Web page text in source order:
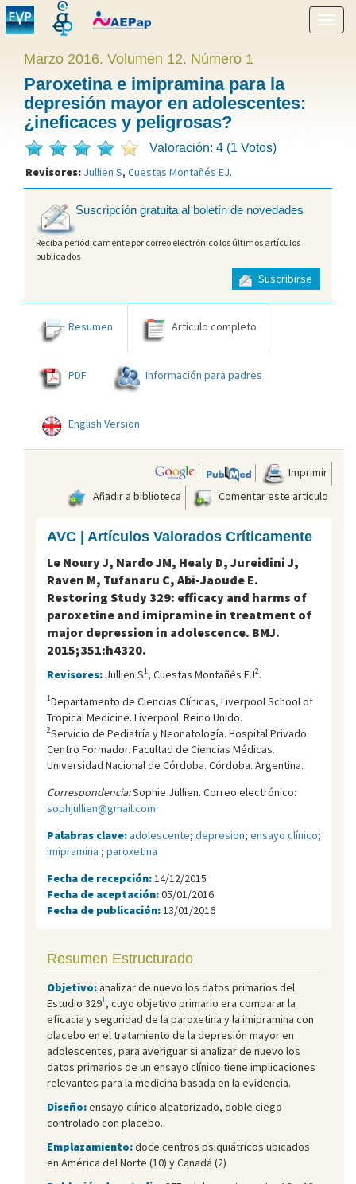
menú
Marzo 2016. Volumen 12. Número 1
Paroxetina e imipramina para la
depresión mayor en adolescentes:
¿ineficaces y peligrosas?
Valoración: 4 (1 Votos)
Revisores: Jullien S, Cuestas Montañés EJ.
Suscripción gratuita al boletín de novedades
Reciba periódicamente por correo electrónico los últimos artículos
publicados
Suscribirse
Resumen Artículo completo
PDF Información para padres
English Version
Imprimir
Añadir a biblioteca
Comentar este artículo
AVC | Artículos Valorados Críticamente
Le Noury J, Nardo JM, Healy D, Jureidini J,
Raven M, Tufanaru C, Abi-Jaoude E.
Restoring Study 329: efficacy and harms of
paroxetine and imipramine in treatment of
major depression in adolescence. BMJ.
2015;351:h4320.
Revisores: Jullien S1, Cuestas Montañés EJ2.
1Departamento de Ciencias Clínicas, Liverpool School of
Tropical Medicine. Liverpool. Reino Unido.
2Servicio de Pediatría y Neonatología. Hospital Privado.
Centro Formador. Facultad de Ciencias Médicas.
Universidad Nacional de Córdoba. Córdoba. Argentina.
Correspondencia:Sophie Jullien. Correo electrónico:
sophjullien@gmail.com
Palabras clave:adolescente; depresion; ensayo clínico;
imipramina ; paroxetina
Fecha de recepción: 14/12/2015
Fecha de aceptación:05/01/2016
Fecha de publicación: 13/01/2016
Resumen Estructurado
Objetivo:analizar de nuevo los datos primarios del
Estudio 3291, cuyo objetivo primario era comparar la
eficacia y seguridad de la paroxetina y la imipramina con
placebo en el tratamiento de la depresión mayor en
adolescentes, para averiguar si analizar de nuevo los
datos primarios de un ensayo clínico tiene implicaciones
relevantes para la medicina basada en la evidencia.
Diseño:ensayo clínico aleatorizado, doble ciego
controlado con placebo.
Emplazamiento:doce centros psiquiátricos ubicados
en América del Norte (10) y Canadá (2)